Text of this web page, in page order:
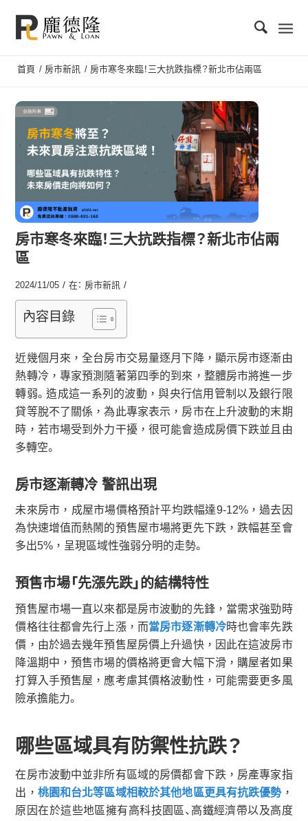
首頁 / 房市新訊 / 房市寒冬來臨！三大抗跌指標？新北市佔兩區
房市寒冬來臨！三大抗跌指標？新北市佔兩
區
2024/11/05 / 在： 房市新訊 /
內容目錄
近幾個月來，全台房市交易量逐月下降，顯示房市逐漸由
熱轉冷，專家預測隨著第四季的到來，整體房市將進一步
轉弱。造成這一系列的波動，與央行信用管制以及銀行限
貸等脫不了關係，為此專家表示，房市在上升波動的末期
時，若市場受到外力干擾，很可能會造成房價下跌並且由
多轉空。
房市逐漸轉冷 警訊出現
未來房市，成屋市場價格預計平均跌幅達9-12%，過去因
為快速增值而熱鬧的預售屋市場將更先下跌，跌幅甚至會
多出5%，呈現區域性強弱分明的走勢。
預售市場「先漲先跌」的結構特性
預售屋市場一直以來都是房市波動的先鋒，當需求強勁時
價格往往都會先行上漲，而當房市逐漸轉冷時也會率先跌
價，由於過去幾年預售屋房價上升過快，因此在這波房市
降溫期中，預售市場的價格將更會大幅下滑，購屋者如果
打算入手預售屋，應考慮其價格波動性，可能需要更多風
險承擔能力。
哪些區域具有防禦性抗跌？
在房市波動中並非所有區域的房價都會下跌，房產專家指
出， 桃園和台北等區域相較於其他地區更具有抗跌優勢，
原因在於這些地區擁有高科技園區、高鐵經濟帶以及高度